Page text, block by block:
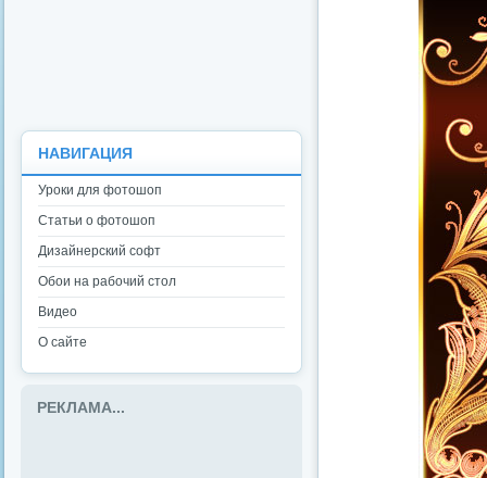
НАВИГАЦИЯ
Уроки для фотошоп
Статьи о фотошоп
Дизайнерский софт
Обои на рабочий стол
Видео
О сайте
РЕКЛАМА...